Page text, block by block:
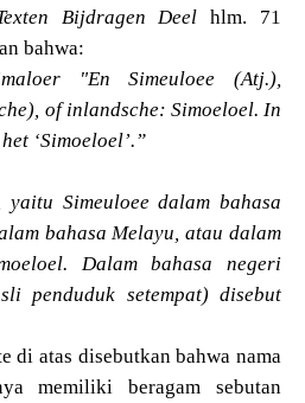
Bijdragen Deel hlm. 71
bahwa:
"En Simeuloee (Atj.),
of inlandsche: Simoeloel. In
‘Simoeloel’.”
yaitu Simeuloee dalam bahasa
bahasa Melayu, atau dalam
Dalam bahasa negeri
penduduk setempat) disebut
atas disebutkan bahwa nama
memiliki beragam sebutan